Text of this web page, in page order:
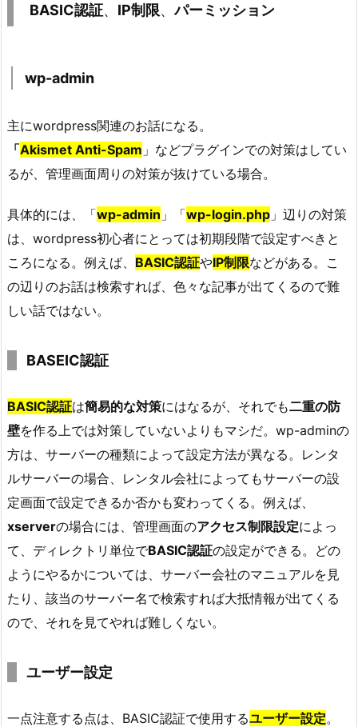
BASIC認証、 IP制限、パーミッション
wp-admin
主にwordpress関連のお話になる。
「Akismet Anti-Spam 」などプラグインでの対策はしてい
るが、管理画面周りの対策が抜けている場合。
具体的には、「wp-admin 」「wp-login.php 」辺りの対策
は、wordpress初心者にとっては初期段階で設定すべきと
ころになる。例えば、 BASIC認証やIP制限などがある。こ
の辺りのお話は検索すれば、色々な記事が出てくるので難
しい話ではない。
BASEIC認証
BASIC認証は簡易的な対策にはなるが、それでも二重の防
壁を作る上では対策していないよりもマシだ。wp-adminの
方は、サーバーの種類によって設定方法が異なる。レンタ
ルサーバーの場合、レンタル会社によってもサーバーの設
定画面で設定できるか否かも変わってくる。例えば、
xserverの場合には、管理画面のアクセス制限設定によっ
て、ディレクトリ単位でBASIC認証の設定ができる。どの
ようにやるかについては、サーバー会社のマニュアルを見
たり、該当のサーバー名で検索すれば大抵情報が出てくる
ので、それを見てやれば難しくない。
ユーザー設定
一点注意する点は、BASIC認証で使用するユーザー設定。